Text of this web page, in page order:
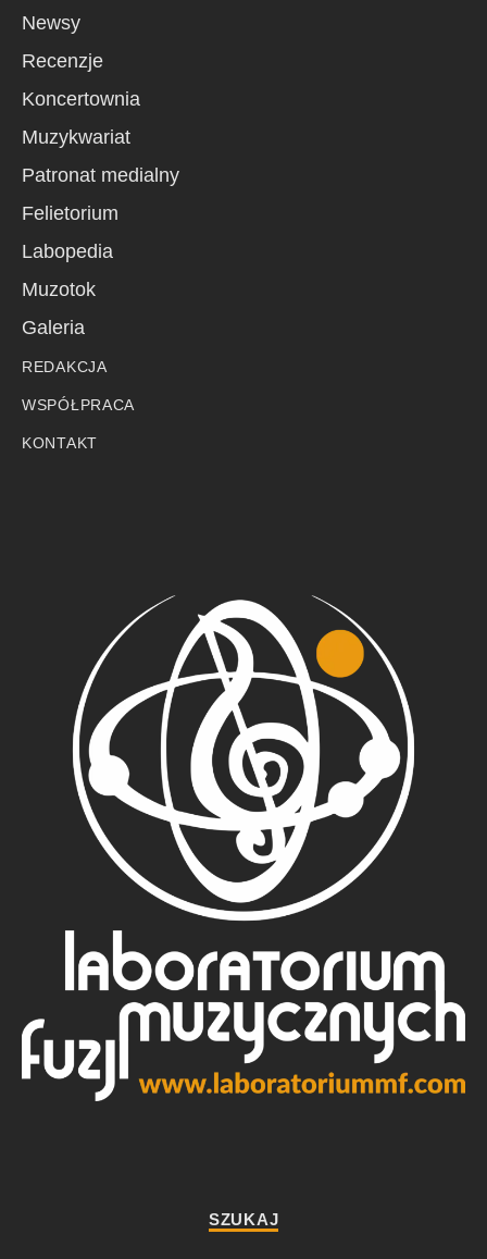
Newsy
Recenzje
Koncertownia
Muzykwariat
Patronat medialny
Felietorium
Labopedia
Muzotok
Galeria
REDAKCJA
WSPÓŁPRACA
KONTAKT
SZUKAJ